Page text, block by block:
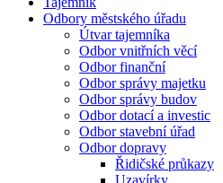
Odbory městského úřadu
Útvar tajemníka
Odbor vnitřních věcí
Odbor finanční
Odbor správy majetku
Odbor správy budov
Odbor dotací a investic
Odbor stavební úřad
Odbor dopravy
Řidičské průkazy